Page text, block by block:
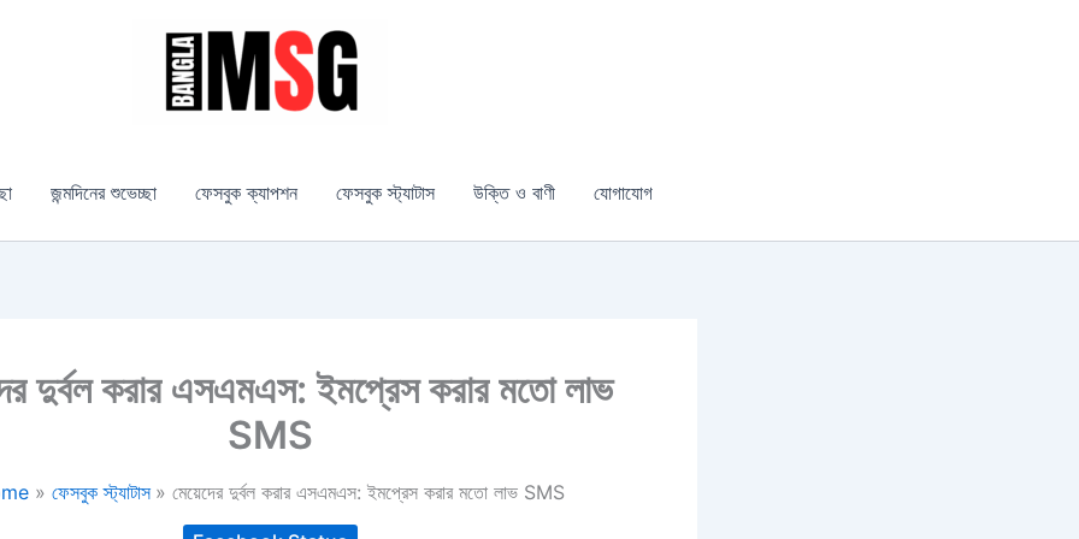
জন্মদিনের শুভেচ্ছা ফেসবুক ক্যাপশন ফেসবুক স্ট্যাটাস উক্তি ও বাণী যোগাযোগ
দুর্বল করার এসএমএস: ইমপ্রেস করার মতো লাভ
SMS
ফেসবুক স্ট্যাটাস মেয়েদের দুর্বল করার এসএমএস: ইমপ্রেস করার মতো লাভ SMS